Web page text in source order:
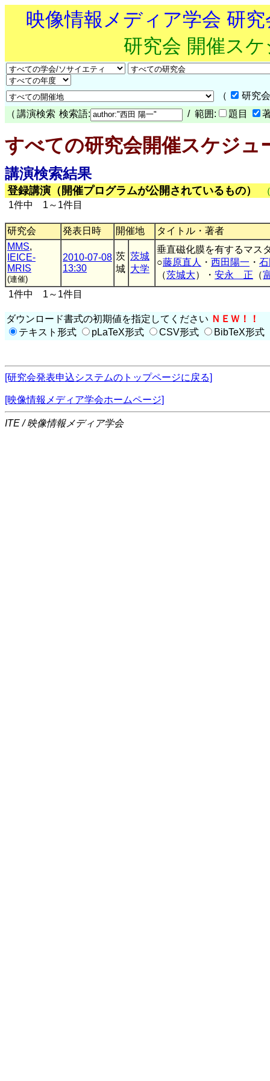
映像情報メディア学会 研
研究会 開催ス
（
研究
（ 講演検索 検索語: / 範囲: 題目
すべての研究会開催スケジュ
講演検索結果
登録講演（開催プログラムが公開されているもの）
1件中 1～1件目
研究会 発表日時 開催地
タイトル・著者
MMS,
IEICE-
MRIS
(連催)
2010-07-08
13:30
茨
城
茨城
大学
垂直磁化膜を有するマス
○藤原直人 ・ 西田陽一 ・
（茨城大）・ 安永 正 （
1件中 1～1件目
ダウンロード書式の初期値を指定してください ＮＥＷ！！
テキスト形式
pLaTeX形式 CSV形式 BibTeX形式
[研究会発表申込システムのトップページに戻る]
[映像情報メディア学会ホームページ]
ITE / 映像情報メディア学会